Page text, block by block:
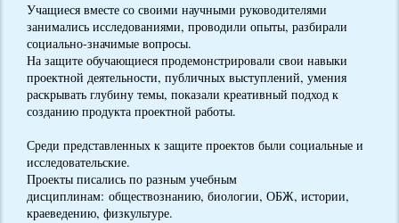
Учащиеся вместе со своими научными руководителями
занимались исследованиями, проводили опыты, разбирали
социально-значимые вопросы.
На защите обучающиеся продемонстрировали свои навыки
проектной деятельности, публичных выступлений, умения
раскрывать глубину темы, показали креативный подход к
созданию продукта проектной работы.
Среди представленных к защите проектов были социальные и
исследовательские.
Проекты писались по разным учебным
дисциплинам: обществознанию, биологии, ОБЖ, истории,
краеведению, физкультуре.